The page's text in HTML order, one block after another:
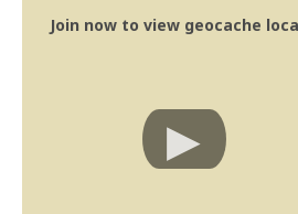
Join now to view geocache